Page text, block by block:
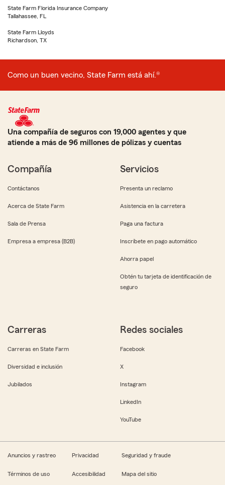
State Farm Florida Insurance Company
Tallahassee, FL
State Farm Lloyds
Richardson, TX
Como un buen vecino, State Farm está ahí.®
Una compañía de seguros con 19,000 agentes y que
atiende a más de 96 millones de pólizas y cuentas
Compañía
Contáctanos
Acerca de State Farm
Sala de Prensa
Empresa a empresa (B2B)
Servicios
Presenta un reclamo
Asistencia en la carretera
Paga una factura
Inscríbete en pago automático
Ahorra papel
Obtén tu tarjeta de identificación de
seguro
Carreras
Carreras en State Farm
Diversidad e inclusión
Jubilados
Redes sociales
Facebook
X
Instagram
LinkedIn
YouTube
Anuncios y rastreo Privacidad Seguridad y fraude
Términos de uso Accesibilidad Mapa del sitio